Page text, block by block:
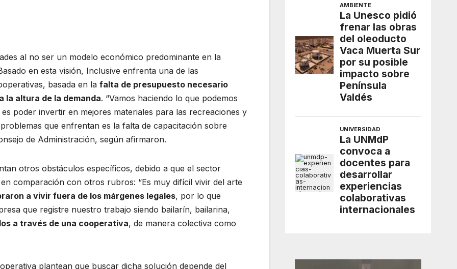
al no ser un modelo económico predominante en la
en esta visión, Inclusive enfrenta una de las
basada en la falta de presupuesto necesario
la altura de la demanda. “Vamos haciendo lo que podemos
poder invertir en mejores materiales para las recreaciones y
que enfrentan es la falta de capacitación sobre
de Administración, según afirmaron.
otros obstáculos específicos, debido a que el sector
comparación con otros rubros: “Es muy difícil vivir del arte
a vivir fuera de los márgenes legales, por lo que
que registre nuestro trabajo siendo bailarín, bailarina,
a través de una cooperativa, de manera colectiva como
plantean que buscar dicha solución depende del